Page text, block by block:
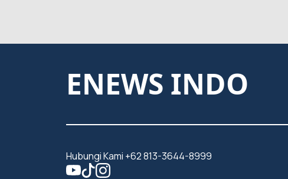
ENEWS INDO
Hubungi Kami +62 813-3644-8999